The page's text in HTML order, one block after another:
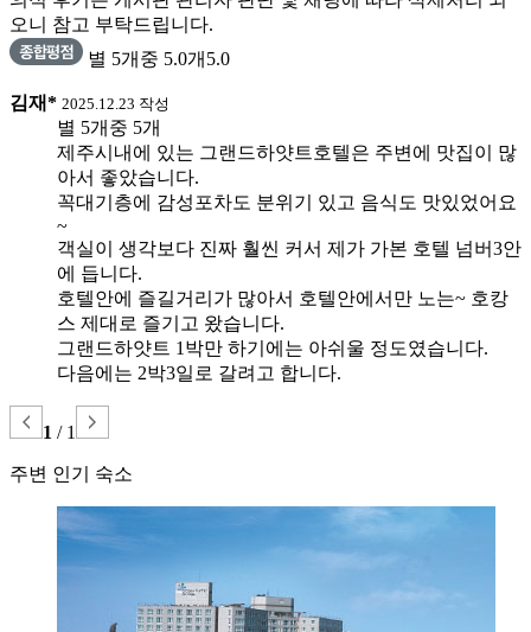
오니 참고 부탁드립니다.
별 5개중 5.0개 5.0
김재* 2025.12.23 작성
별 5개중 5개
제주시내에 있는 그랜드하얏트호텔은 주변에 맛집이 많
아서 좋았습니다.
꼭대기층에 감성포차도 분위기 있고 음식도 맛있었어요
~
객실이 생각보다 진짜 훨씬 커서 제가 가본 호텔 넘버3안
에 듭니다.
호텔안에 즐길거리가 많아서 호텔안에서만 노는~ 호캉
스 제대로 즐기고 왔습니다.
그랜드하얏트 1박만 하기에는 아쉬울 정도였습니다.
다음에는 2박3일로 갈려고 합니다.
1 / 1
주변 인기 숙소